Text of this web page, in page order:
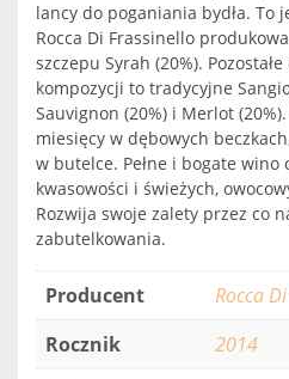
lancy do poganiania bydła. To
Rocca Di Frassinello
szczepu Syrah (20%).
kompozycji to tradycyjne
Sauvignon (20%) i Merlot
miesięcy w dębowych
w butelce. Pełne i bogate wino
kwasowości i świeżych,
Rozwija swoje zalety przez co
zabutelkowania.
Producent
Rocca
Rocznik
2014